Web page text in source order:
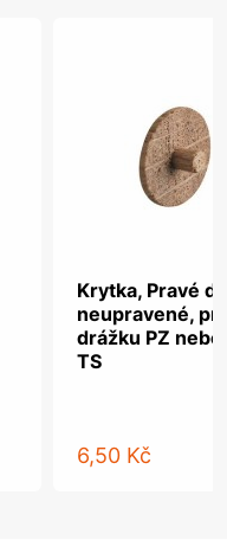
Krytka, Pravé
neupravené,
drážku PZ
TS
6,50 Kč